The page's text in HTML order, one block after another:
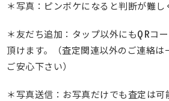
＊写真：ピンボケになると判断が難し
＊友だち追加：タップ以外にもQRコ
頂けます。（査定関連以外のご連絡は
ご安心下さい）
＊写真送信：お写真だけでも査定は可